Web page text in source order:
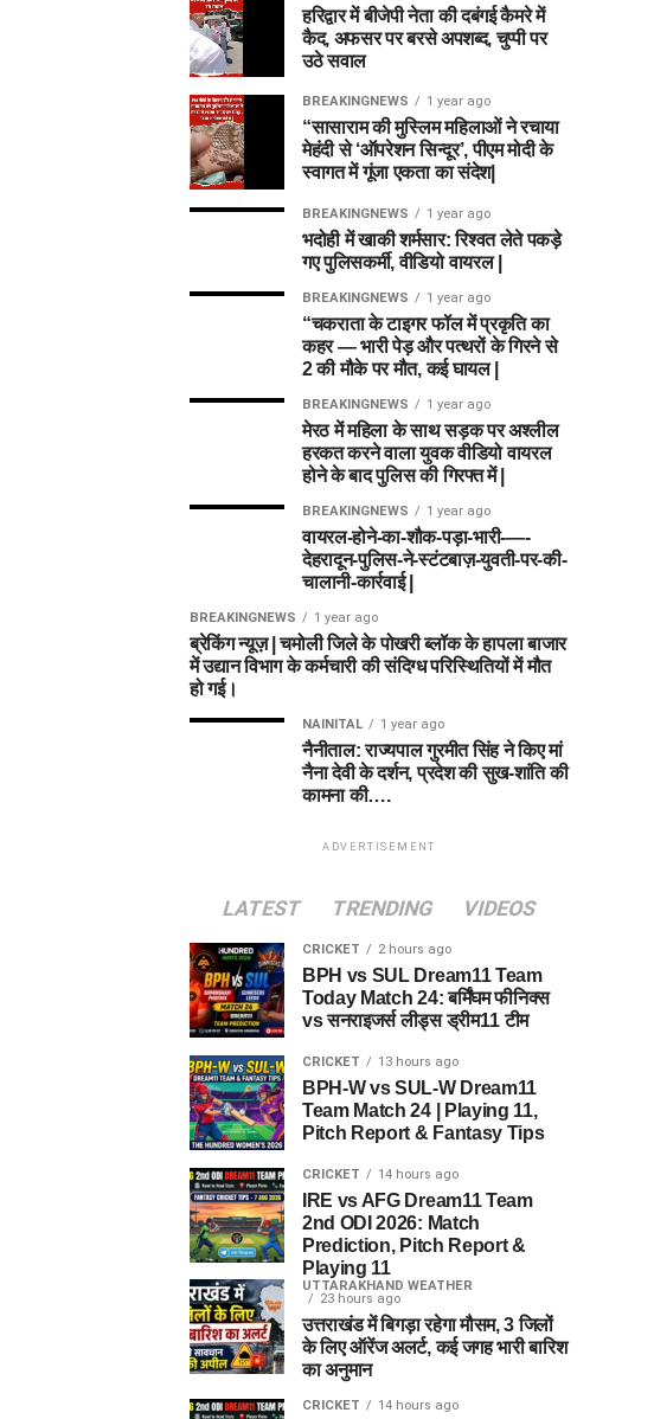
हरिद्वार में बीजेपी नेता की दबंगई कैमरे में
कैद, अफसर पर बरसे अपशब्द, चुप्पी पर
उठे सवाल
BREAKINGNEWS 1 year ago
“सासाराम की मुस्लिम महिलाओं ने रचाया
मेहंदी से ‘ऑपरेशन सिन्दूर’, पीएम मोदी के
स्वागत में गूंजा एकता का संदेश|
BREAKINGNEWS 1 year ago
भदोही में खाकी शर्मसार: रिश्वत लेते पकड़े
गए पुलिसकर्मी, वीडियो वायरल |
BREAKINGNEWS 1 year ago
“चकराता के टाइगर फॉल में प्रकृति का
कहर — भारी पेड़ और पत्थरों के गिरने से
2 की मौके पर मौत, कई घायल |
BREAKINGNEWS 1 year ago
मेरठ में महिला के साथ सड़क पर अश्लील
हरकत करने वाला युवक वीडियो वायरल
होने के बाद पुलिस की गिरफ्त में |
BREAKINGNEWS 1 year ago
वायरल-होने-का-शौक-पड़ा-भारी-—-
देहरादून-पुलिस-ने-स्टंटबाज़-युवती-पर-की-
चालानी-कार्रवाई |
BREAKINGNEWS 1 year ago
ब्रेकिंग न्यूज़ | चमोली जिले के पोखरी ब्लॉक के हापला बाजार
में उद्यान विभाग के कर्मचारी की संदिग्ध परिस्थितियों में मौत
हो गई।
NAINITAL 1 year ago
नैनीताल: राज्यपाल गुरमीत सिंह ने किए मां
नैना देवी के दर्शन, प्रदेश की सुख-शांति की
कामना की….
ADVERTISEMENT
LATEST TRENDING VIDEOS
CRICKET 2 hours ago
BPH vs SUL Dream11 Team
Today Match 24: बर्मिंघम फीनिक्स
vs सनराइजर्स लीड्स ड्रीम11 टीम
CRICKET 13 hours ago
BPH-W vs SUL-W Dream11
Team Match 24 | Playing 11,
Pitch Report & Fantasy Tips
CRICKET 14 hours ago
IRE vs AFG Dream11 Team
2nd ODI 2026: Match
Prediction, Pitch Report &
Playing 11
UTTARAKHAND WEATHER
23 hours ago
उत्तराखंड में बिगड़ा रहेगा मौसम, 3 जिलों
के लिए ऑरेंज अलर्ट, कई जगह भारी बारिश
का अनुमान
CRICKET 14 hours ago